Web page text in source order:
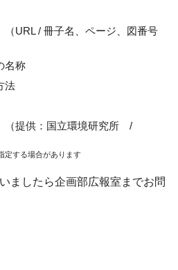
URL / 冊子名、ページ、図番号
名称
法
提供：国立環境研究所 /
定する場合があります
ましたら企画部広報室までお問